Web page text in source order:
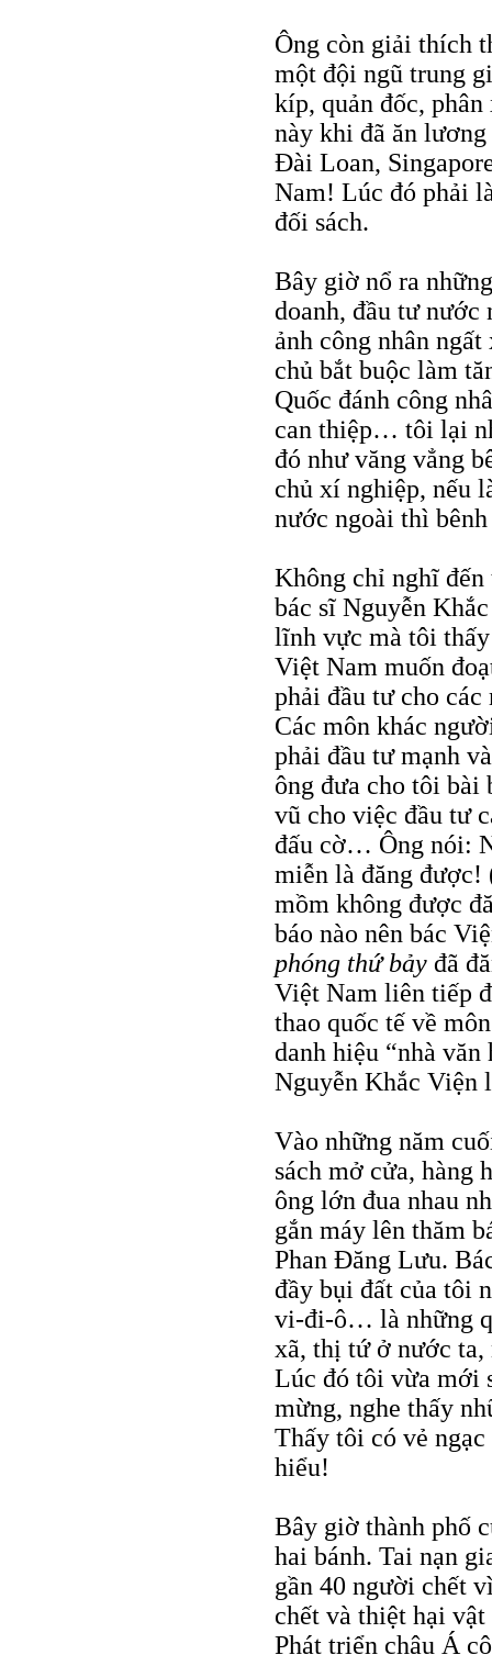
Ông còn giải thích
một đội ngũ trung
kíp, quản đốc,
này khi đã ăn
Đài Loan,
Nam! Lúc đó phải
đối sách.
Bây giờ nổ ra
doanh, đầu tư nước
ảnh công nhân
chủ bắt buộc làm
Quốc đánh công
can thiệp… tôi lại
đó như văng vẳng
chủ xí nghiệp, nếu
nước ngoài thì
Không chỉ nghĩ
bác sĩ Nguyễn
lĩnh vực mà tôi
Việt Nam muốn
phải đầu tư cho
Các môn khác
phải đầu tư mạnh
ông đưa cho tôi bài
vũ cho việc đầu tư
đấu cờ… Ông nói:
miễn là đăng
mồm không được
báo nào nên bác
phóng thứ bảy đã
Việt Nam liên tiếp
thao quốc tế về
danh hiệu “nhà
Nguyễn Khắc Viện
Vào những năm
sách mở cửa, hàng
ông lớn đua nhau
gắn máy lên thăm
Phan Đăng Lưu.
đầy bụi đất của tôi
vi-đi-ô… là những
xã, thị tứ ở nước ta,
Lúc đó tôi vừa mới
mừng, nghe thấy
Thấy tôi có vẻ
hiểu!
Bây giờ thành phố
hai bánh. Tai nạn
gần 40 người chết
chết và thiệt hại vật
Phát triển châu Á